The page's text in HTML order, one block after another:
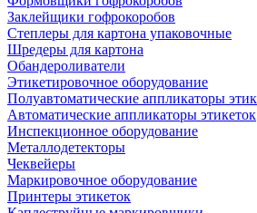
Заклейщики гофрокоробов
Степлеры для картона упаковочные
Шредеры для картона
Обандероливатели
Этикетировочное оборудование
Полуавтоматические аппликаторы
Автоматические аппликаторы этикеток
Инспекционное оборудование
Металлодетекторы
Чеквейеры
Маркировочное оборудование
Принтеры этикеток